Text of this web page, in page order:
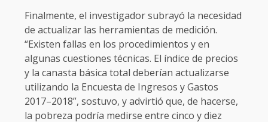
Finalmente, el investigador subrayó la necesidad
de actualizar las herramientas de medición.
“Existen fallas en los procedimientos y en
algunas cuestiones técnicas. El índice de precios
y la canasta básica total deberían actualizarse
utilizando la Encuesta de Ingresos y Gastos
2017–2018”, sostuvo, y advirtió que, de hacerse,
la pobreza podría medirse entre cinco y diez